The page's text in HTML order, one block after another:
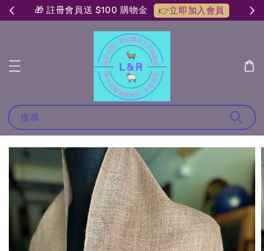
🎁 註冊會員送 $100 購物金 👉立即加入會員
搜尋